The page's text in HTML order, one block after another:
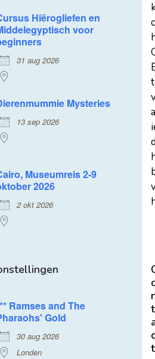
Hiërogliefen en
voor
31 aug 2026
Mysteries
13 sep 2026
Museumreis 2-9
2026
2 okt 2026
Ramses and The
Gold
30 aug 2026
Londen
t
t